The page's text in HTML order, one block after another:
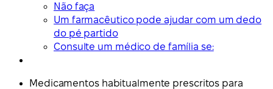
Não faça
Um farmacêutico pode ajudar com um dedo
do pé partido
Consulte um médico de família se:
Medicamentos habitualmente prescritos para